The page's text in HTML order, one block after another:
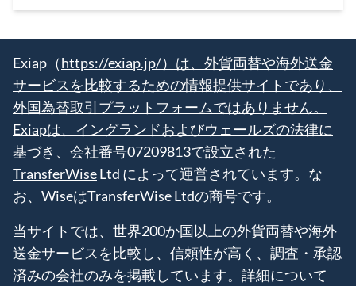
Exiap（https://exiap.jp/）は、外貨両替や海外送金
サービスを比較するための情報提供サイトであり、
外国為替取引プラットフォームではありません。
Exiapは、イングランドおよびウェールズの法律に
基づき、会社番号07209813で設立された
TransferWiseLtd によって運営されています。な
お、WiseはTransferWise Ltdの商号です。
当サイトでは、世界200か国以上の外貨両替や海外
送金サービスを比較し、信頼性が高く、調査・承認
済みの会社のみを掲載しています。詳細について